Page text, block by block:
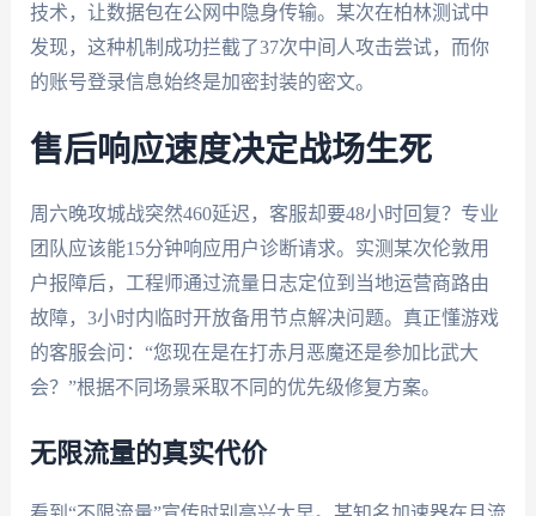
技术，让数据包在公网中隐身传输。某次在柏林测试中
发现，这种机制成功拦截了37次中间人攻击尝试，而你
的账号登录信息始终是加密封装的密文。
售后响应速度决定战场生死
周六晚攻城战突然460延迟，客服却要48小时回复？专业
团队应该能15分钟响应用户诊断请求。实测某次伦敦用
户报障后，工程师通过流量日志定位到当地运营商路由
故障，3小时内临时开放备用节点解决问题。真正懂游戏
的客服会问：“您现在是在打赤月恶魔还是参加比武大
会？”根据不同场景采取不同的优先级修复方案。
无限流量的真实代价